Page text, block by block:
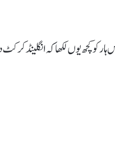
کو کچھ یوں لکھا کہ انگلینڈ